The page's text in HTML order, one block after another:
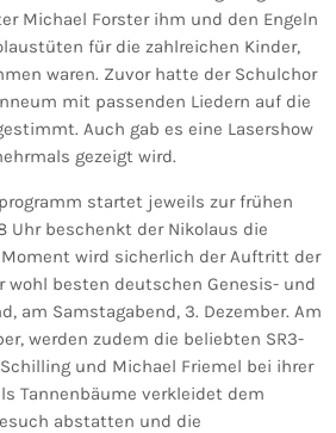
Michael Forster ihm und den Engeln
für die zahlreichen Kinder,
waren. Zuvor hatte der Schulchor
mit passenden Liedern auf die
Auch gab es eine Lasershow
gezeigt wird.
startet jeweils zur frühen
Uhr beschenkt der Nikolaus die
Moment wird sicherlich der Auftritt der
wohl besten deutschen Genesis- und
am Samstagabend, 3. Dezember. Am
werden zudem die beliebten SR3-
und Michael Friemel bei ihrer
Tannenbäume verkleidet dem
abstatten und die